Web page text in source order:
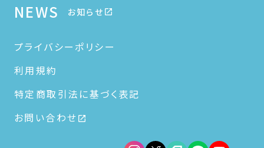
NEWS お知らせ
プライバシーポリシー
利用規約
特定商取引法に基づく表記
お問い合わせ